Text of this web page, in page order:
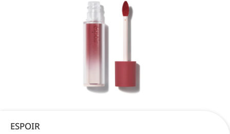
ESPOIR